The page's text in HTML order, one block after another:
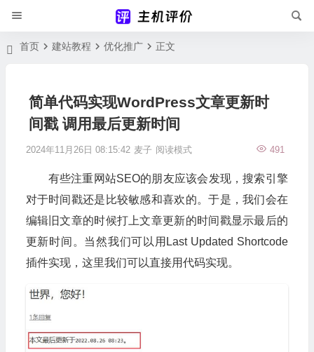
首页 建站教程 优化推广 正文
简单代码实现WordPress文章更新时
间戳 调用最后更新时间
2024年11月26日 08:15:42 麦子 491
阅读模式
有些注重网站SEO的朋友应该会发现，搜索引擎
对于时间戳还是比较敏感和喜欢的。于是，我们会在
编辑旧文章的时候打上文章更新的时间戳显示最后的
更新时间。当然我们可以用Last Updated Shortcode
插件实现，这里我们可以直接用代码实现。